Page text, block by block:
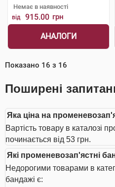
Немає в наявності
від 915.00 грн
АНАЛОГИ
Показано 16 з 16
Поширені
Яка ціна на
Вартість товару в каталозі
починається від 53 грн.
Які променевозап'ястні
Недорогими товарами в
бандажі є: